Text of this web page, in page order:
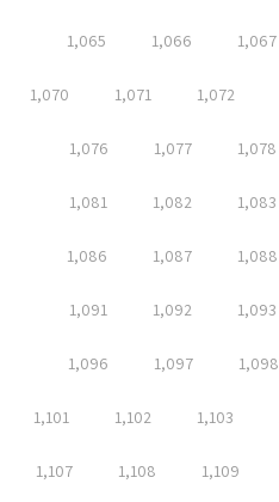
1,065 1,066 1,067
1,070 1,071 1,072
1,076 1,077 1,078
1,081 1,082 1,083
1,086 1,087 1,088
1,091 1,092 1,093
1,096 1,097 1,098
1,101 1,102 1,103
1,107 1,108 1,109